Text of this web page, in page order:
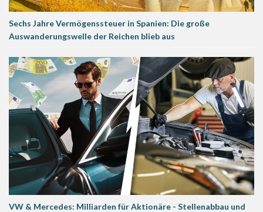
Sechs Jahre Vermögenssteuer in Spanien: Die große
Auswanderungswelle der Reichen blieb aus
VW & Mercedes: Milliarden für Aktionäre - Stellenabbau und